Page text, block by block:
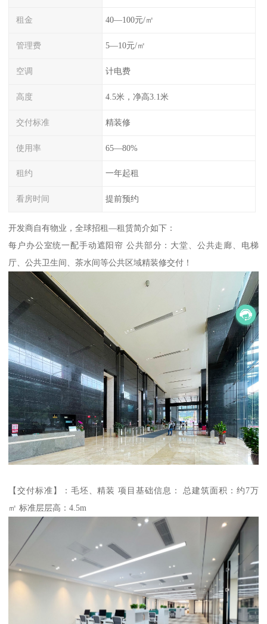
租金 40—100元/㎡
管理费 5—10元/㎡
空调 计电费
高度 4.5米，净高3.1米
交付标准 精装修
使用率 65—80%
租约 一年起租
看房时间 提前预约
开发商自有物业，全球招租—租赁简介如下：
每户办公室统一配手动遮阳帘 公共部分：大堂、公共走廊、电梯
厅、公共卫生间、茶水间等公共区域精装修交付！
【交付标准】：毛坯、精装 项目基础信息： 总建筑面积：约7万
㎡ 标准层层高：4.5m